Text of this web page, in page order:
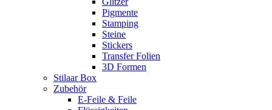
Pigmente
Stamping
Steine
Stickers
Transfer Folien
3D Formen
Stilaar Box
Zubehör
E-Feile & Feile